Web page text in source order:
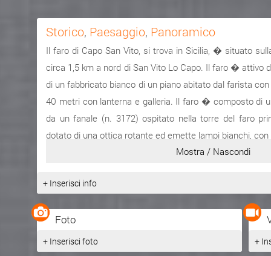
Storico, Paesaggio, Panoramico
Il faro di Capo San Vito, si trova in Sicilia, � situato
circa 1,5 km a nord di San Vito Lo Capo. Il faro � attivo
di un fabbricato bianco di un piano abitato dal farista
40 metri con lanterna e galleria. Il faro � composto di
da un fanale (n. 3172) ospitato nella torre del faro
dotato di una ottica rotante ed emette lampi bianchi,
portata di 25 miglia nautiche. Il fanale emette luce
segnalare la secca a nord di Capo San Vito. Il
Comando di Zona Fari della Marina Militare con sede
tutti i fari della Sicilia), Reggenza di San Vito Lo Capo.
Fonte:https://it.wikipedia...
Mostra / Nascondi
+ Inserisci info
Foto
+ Inserisci foto +